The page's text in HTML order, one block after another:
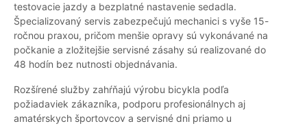
testovacie jazdy a bezplatné nastavenie sedadla.
Špecializovaný servis zabezpečujú mechanici s vyše 15-
ročnou praxou, pričom menšie opravy sú vykonávané na
počkanie a zložitejšie servisné zásahy sú realizované do
48 hodín bez nutnosti objednávania.
Rozšírené služby zahŕňajú výrobu bicykla podľa
požiadaviek zákazníka, podporu profesionálnych aj
amatérskych športovcov a servisné dni priamo u